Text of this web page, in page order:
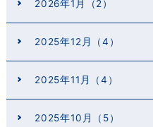
2026年1月（2）
2025年12月（4）
2025年11月（4）
2025年10月（5）